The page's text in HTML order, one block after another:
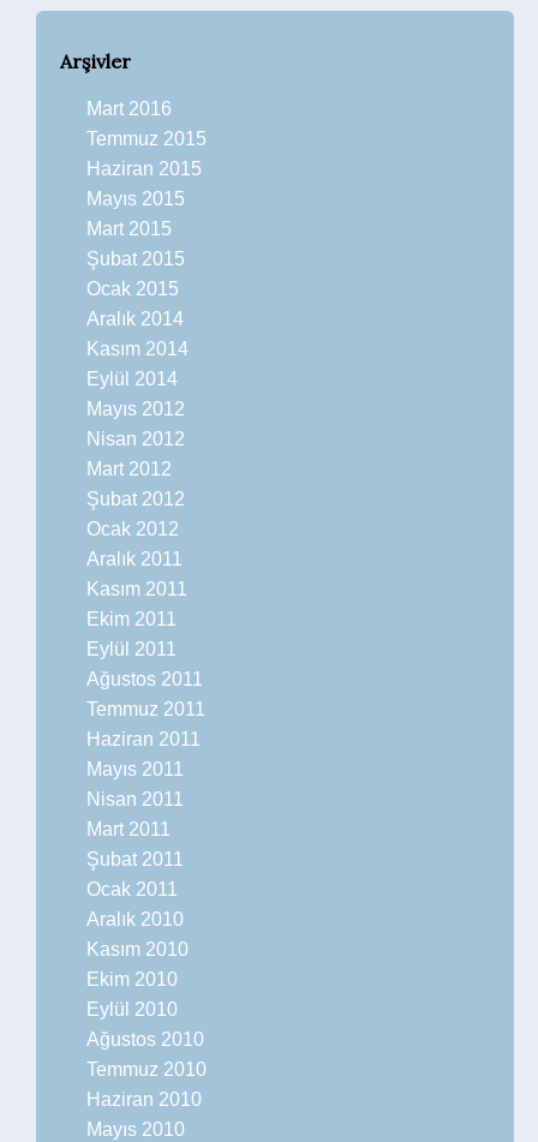
Arşivler
Mart 2016
Temmuz 2015
Haziran 2015
Mayıs 2015
Mart 2015
Şubat 2015
Ocak 2015
Aralık 2014
Kasım 2014
Eylül 2014
Mayıs 2012
Nisan 2012
Mart 2012
Şubat 2012
Ocak 2012
Aralık 2011
Kasım 2011
Ekim 2011
Eylül 2011
Ağustos 2011
Temmuz 2011
Haziran 2011
Mayıs 2011
Nisan 2011
Mart 2011
Şubat 2011
Ocak 2011
Aralık 2010
Kasım 2010
Ekim 2010
Eylül 2010
Ağustos 2010
Temmuz 2010
Haziran 2010
Mayıs 2010